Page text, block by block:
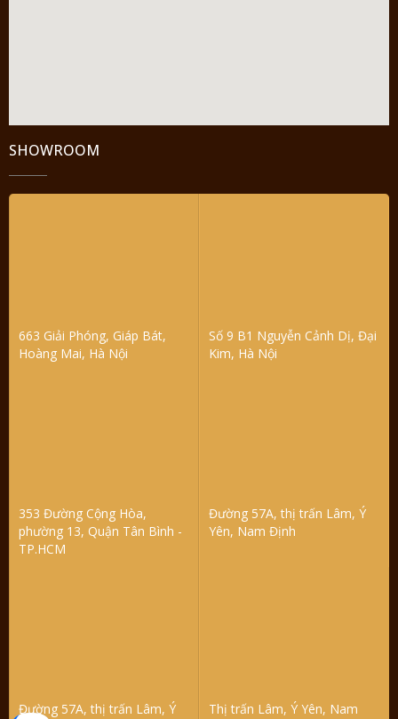
SHOWROOM
663 Giải Phóng, Giáp Bát,
Hoàng Mai, Hà Nội
Số 9 B1 Nguyễn Cảnh Dị, Đại
Kim, Hà Nội
353 Đường Cộng Hòa,
phường 13, Quận Tân Bình -
TP.HCM
Đường 57A, thị trấn Lâm, Ý
Yên, Nam Định
Đường 57A, thị trấn Lâm, Ý
Thị trấn Lâm, Ý Yên, Nam